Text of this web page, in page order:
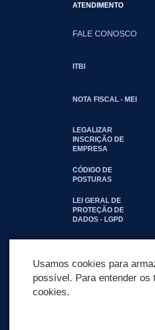
ATENDIMENTO
FALE CONOSCO
ITBI
NOTA FISCAL - MEI
LEGALIZAR
INSCRIÇÃO DE
EMPRESA
CÓDIGO DE
POSTURAS
LEI GERAL DE
PROTEÇÃO DE
DADOS - LGPD
Usamos cookies para
possível. Para entender
cookies.